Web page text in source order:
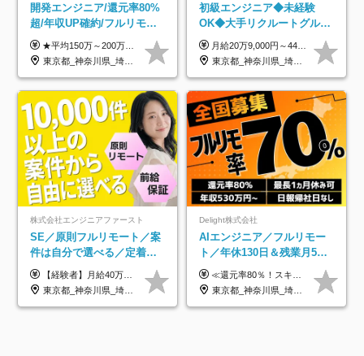
開発エンジニア/還元率80%
超/年収UP確約/フルリモ
OK/年休130日/平均残業7h/
約2万件の案件から選択
★平均150万～200万円年収UPを実現！ ★前職給与を100％保証！ ★案件内容の開示・明確な評価体制あり ⇒クライアント評価で即昇給を実現したケースも◎ ★年12回（毎月昇給チャンスあり） ■月給35万円～103万円 ※経験・能力・前職給与を考慮し、決定 ※上記給与には月30時間分(6万6500円以上)の固定残業代が含まれます。超過分は手当として別途支給します ※試用期間3ヶ月あり(期間中の給与・待遇面に差異はありません) ▼収入アップの実例をご紹介 ───────────── ★働き方改革をした30代男性（PG） 子どもが生まれたばかりなのに、忙しい現場で残業も月50～60時間が当たり前。 ⇒残業ほぼゼロ＆週3リモートの働き方に！しかも給与もアップ！ ★収入アップした30代男性（PM） 子供が3人いて家計も苦しく、残業代で稼ぐ日々… ⇒残業をたくさんしていた年収額より、100万円以上アップしました！
東京都_神奈川県_埼玉県_千葉県_大阪府_愛知県_北海道_青森県_岩手県_宮城県_秋田県_山形県_福島県_茨城県_栃木県_群馬県_新潟県_山梨県_長野県_富山県_石川県_福井県_静岡県_岐阜県_三重県_兵庫県_京都府_滋賀県_奈良県_和歌山県_広島県_岡山県_鳥取県_島根県_山口県_徳島県_香川県_愛媛県_高知県_福岡県_熊本県_佐賀県_長崎県_大分県_宮崎県_鹿児島県_沖縄県
初級エンジニア◆未経験
OK◆大手リクルートグルー
プ正社員◆独自の教育体制
◆住宅手当制度あり/s
月給20万9,000円～44万円 ※試用期間6カ月あり（期間中の待遇に変更なし） ※経験・能力・前給を考慮の上、決定いたします ※時間外手当100％支給 ※派遣就業先が変更となる場合には、就業規則、労使協定等に基づき賃金が変更となる可能性があります
東京都_神奈川県_埼玉県_千葉県_大阪府_愛知県_青森県_岩手県_宮城県_秋田県_山形県_福島県_茨城県_栃木県_群馬県_山梨県_長野県_福井県_静岡県_岐阜県_三重県_兵庫県_京都府_滋賀県_奈良県_広島県_岡山県_山口県_香川県_福岡県_熊本県_佐賀県_長崎県_大分県_宮崎県_鹿児島県
株式会社エンジニアファースト
SE／原則フルリモート／案
件は自分で選べる／定着率
93%／20～30代活躍中！
【経験者】月給40万円～120万円(固定残業代含む)+各種手当 ★前職給与の総収入額を100％保証｜還元率84％〜100％ ★20代の平均年収570万円 ※月給には、みなし残業手当(月30時間／5万8000円以上)を含みます 超過分は別途追加支給 ※固定残業代は、時間外労働の有無に関わらず30時間分を、月5万8000円~15万7000円支給 ※上記を超える時間外労働分は追加で支給 【未経験者】月給21万円以上＋各種手当 固定残業なし(残業代発生分全額支給) ※6ヶ月の試用期間あり（※条件に変動なし） ▼単価連動性×還元率は84％～100％で収入の大幅UPが可能！ ・案件単価が月50万円の場合：年収417万円 ・案件単価が月70万円の場合：年収584万円 ・案件単価が月100万円の場合：年収834万円 ＜モデル年収＞ ▼400万円～500万円(入社初年度) ▼542万円～626万円(入社2年) ▼667万円～700万円(入社3年） ▼709万円～801万円(入社5年）
東京都_神奈川県_埼玉県_千葉県_大阪府_愛知県_北海道_青森県_岩手県_宮城県_秋田県_山形県_福島県_茨城県_栃木県_群馬県_新潟県_山梨県_長野県_富山県_石川県_福井県_静岡県_岐阜県_三重県_兵庫県_京都府_滋賀県_奈良県_和歌山県_広島県_岡山県_鳥取県_島根県_山口県_徳島県_香川県_愛媛県_高知県_福岡県_熊本県_佐賀県_長崎県_大分県_宮崎県_鹿児島県_沖縄県
Delight株式会社
AIエンジニア／フルリモー
ト／年休130日＆残業月5h
以下／1カ月連休可／案件選
択制／還元率80%
≪還元率80％！スキルや経験をしっかり収入に反映します≫ 年俸530万円以上＋業績賞与 ※スキル・経験を考慮の上、優遇いたします ※上記年俸を12分割し、月1回支給します ※上記年俸には固定残業代月20時間分(月6万9000円以上)が含まれます。残業はほとんど発生しませんが、超過した場合は追加支給します ★AIを使った自社への貢献も、貢献度に応じて給与に反映する制度があります
東京都_神奈川県_埼玉県_千葉県_大阪府_愛知県_北海道_青森県_岩手県_宮城県_秋田県_山形県_福島県_茨城県_栃木県_群馬県_新潟県_山梨県_長野県_富山県_石川県_福井県_静岡県_岐阜県_三重県_兵庫県_京都府_滋賀県_奈良県_和歌山県_広島県_岡山県_鳥取県_島根県_山口県_徳島県_香川県_愛媛県_高知県_福岡県_熊本県_佐賀県_長崎県_大分県_宮崎県_鹿児島県_沖縄県